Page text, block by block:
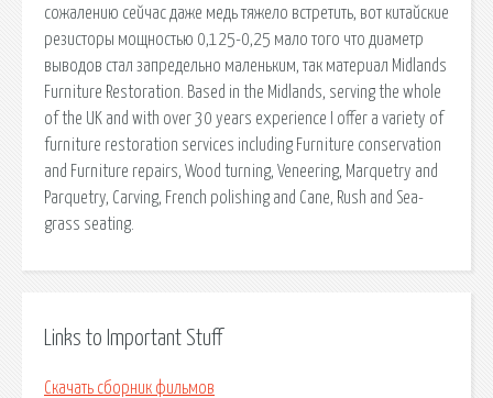
сожалению сейчас даже медь тяжело встретить, вот китайские
резисторы мощностью 0,125-0,25 мало того что диаметр
выводов стал запредельно маленьким, так материал Midlands
Furniture Restoration. Based in the Midlands, serving the whole
of the UK and with over 30 years experience I offer a variety of
furniture restoration services including Furniture conservation
and Furniture repairs, Wood turning, Veneering, Marquetry and
Parquetry, Carving, French polishing and Cane, Rush and Sea-
grass seating.
Links to Important Stuff
Скачать сборник фильмов